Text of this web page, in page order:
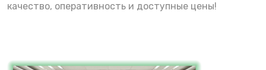
качество, оперативность и доступные цены!